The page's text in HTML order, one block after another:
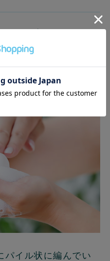
から、
るおう
パイル状に編んでい